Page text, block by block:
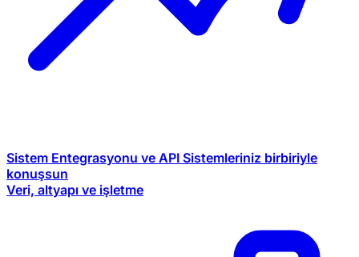
Sistem Entegrasyonu ve API Sistemleriniz birbiriyle
konuşsun
Veri, altyapı ve işletme